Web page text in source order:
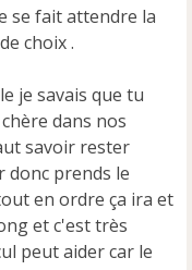
se fait attendre la
choix .
je savais que tu
dans nos
savoir rester
donc prends le
en ordre ça ira et
et c'est très
peut aider car le